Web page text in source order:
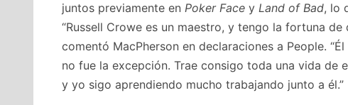
juntos previamente en Poker Face y Land of Bad, lo
“Russell Crowe es un maestro, y tengo la fortuna
comentó MacPherson en declaraciones a People.
no fue la excepción. Trae consigo toda una vida de
y yo sigo aprendiendo mucho trabajando junto a él.”